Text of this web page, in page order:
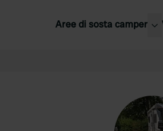
Aree di sosta camper